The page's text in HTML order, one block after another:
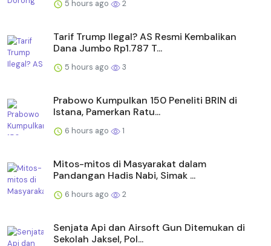
5 hours ago 2
Tarif Trump Ilegal? AS Resmi Kembalikan
Dana Jumbo Rp1.787 T...
5 hours ago 3
Prabowo Kumpulkan 150 Peneliti BRIN di
Istana, Pamerkan Ratu...
6 hours ago 1
Mitos-mitos di Masyarakat dalam
Pandangan Hadis Nabi, Simak ...
6 hours ago 2
Senjata Api dan Airsoft Gun Ditemukan di
Sekolah Jaksel, Pol...